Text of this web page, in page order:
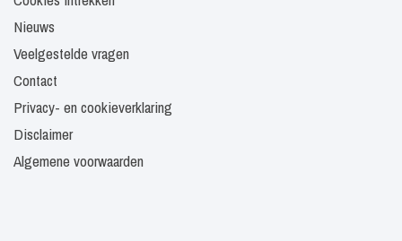
Nieuws
Veelgestelde vragen
Contact
Privacy- en cookieverklaring
Disclaimer
Algemene voorwaarden